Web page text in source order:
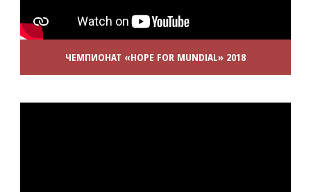
ЧЕМПИОНАТ «HOPE FOR MUNDIAL» 2018